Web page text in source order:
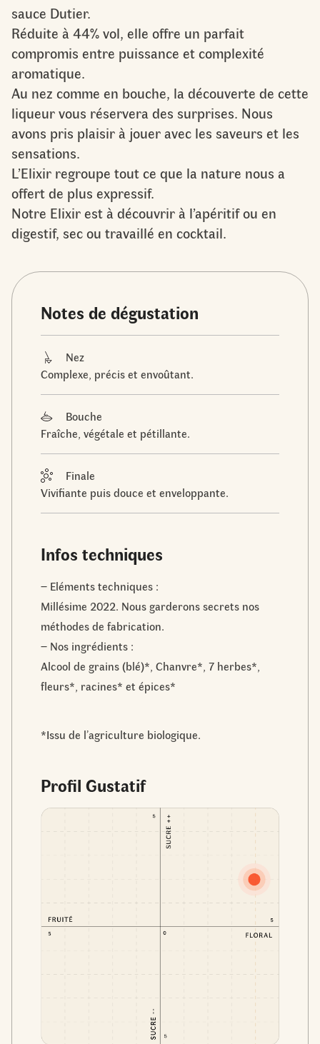
sauce Dutier.
Réduite à 44% vol, elle offre un parfait
compromis entre puissance et complexité
aromatique.
Au nez comme en bouche, la découverte de cette
liqueur vous réservera des surprises. Nous
avons pris plaisir à jouer avec les saveurs et les
sensations.
L’Elixir regroupe tout ce que la nature nous a
offert de plus expressif.
Notre Elixir est à découvrir à l’apéritif ou en
digestif, sec ou travaillé en cocktail.
Notes de dégustation
Nez
Complexe, précis et envoûtant.
Bouche
Fraîche, végétale et pétillante.
Finale
Vivifiante puis douce et enveloppante.
Infos techniques
– Eléments techniques :
Millésime 2022. Nous garderons secrets nos
méthodes de fabrication.
– Nos ingrédients :
Alcool de grains (blé)*, Chanvre​*, 7 herbes*,
fleurs*, racines* et épices*
*Issu de l’agriculture biologique.
Profil Gustatif